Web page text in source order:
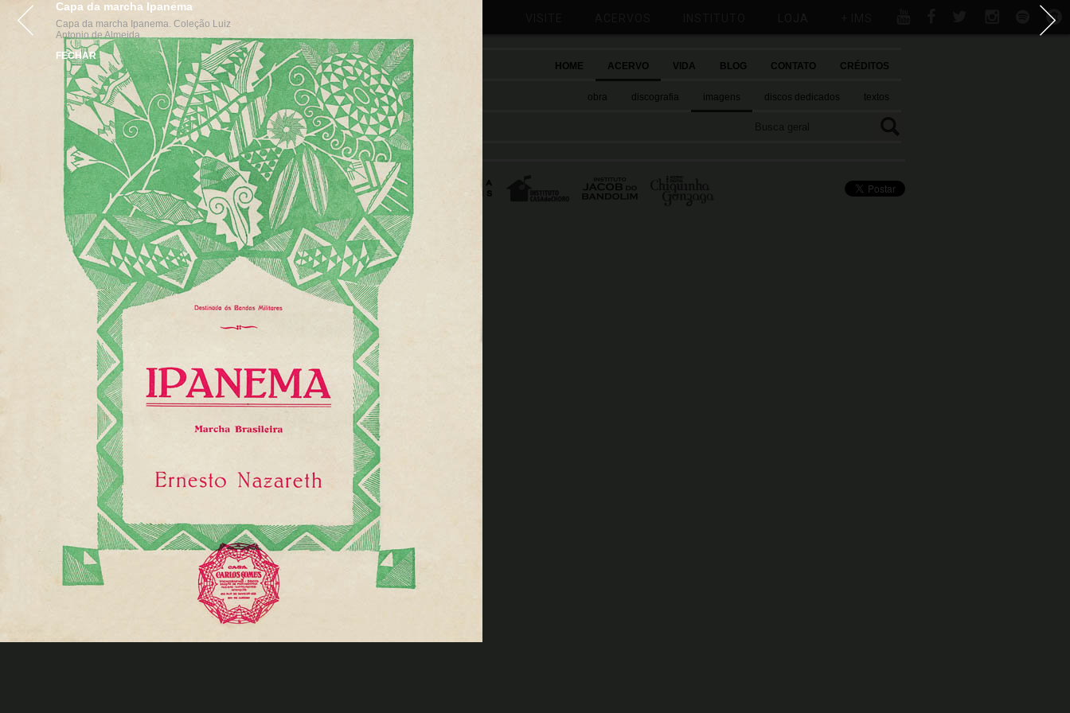
HOME ACERVO
obra discografia imagens discos dedicados textos
VIDA BLOG CONTATO CRÉDITOS
Capa da marcha Ipanema
Capa da marcha Ipanema. Coleção Luiz
Antonio de Almeida.
FECHAR
realização parcerias